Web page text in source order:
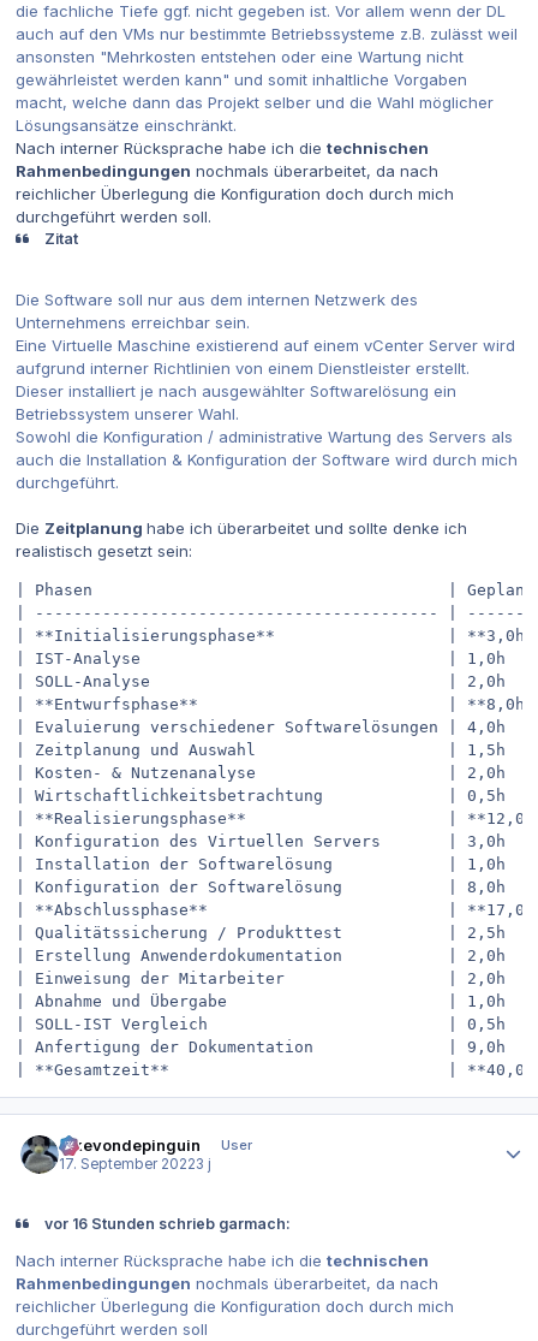
die fachliche Tiefe ggf. nicht gegeben ist. Vor allem wenn der DL
auch auf den VMs nur bestimmte Betriebssysteme z.B. zulässt weil
ansonsten "Mehrkosten entstehen oder eine Wartung nicht
gewährleistet werden kann" und somit inhaltliche Vorgaben
macht, welche dann das Projekt selber und die Wahl möglicher
Lösungsansätze einschränkt.
Nach interner Rücksprache habe ich die technischen
Rahmenbedingungen nochmals überarbeitet, da nach
reichlicher Überlegung die Konfiguration doch durch mich
durchgeführt werden soll.
Zitat
Die Software soll nur aus dem internen Netzwerk des
Unternehmens erreichbar sein.
Eine Virtuelle Maschine existierend auf einem vCenter Server wird
aufgrund interner Richtlinien von einem Dienstleister erstellt.
Dieser installiert je nach ausgewählter Softwarelösung ein
Betriebssystem unserer Wahl.
Sowohl die Konfiguration / administrative Wartung des Servers als
auch die Installation & Konfiguration der Software wird durch mich
durchgeführt.
Die Zeitplanung habe ich überarbeitet und sollte denke ich
realistisch gesetzt sein:
| Phasen                                     |
| ------------------------------------------ |
| **Initialisierungsphase**                  |
| IST-Analyse                                | 1,0h
| SOLL-Analyse                               | 2,0h
| **Entwurfsphase**                          |
| Evaluierung verschiedener Softwarelösungen |
| Zeitplanung und Auswahl                    | 1,5h
| Kosten- & Nutzenanalyse                    | 2,0h
| Wirtschaftlichkeitsbetrachtung             | 0,5h
| **Realisierungsphase**                     |
| Konfiguration des Virtuellen Servers       |
| Installation der Softwarelösung            |
| Konfiguration der Softwarelösung           |
| **Abschlussphase**                         |
| Qualitätssicherung / Produkttest           |
| Erstellung Anwenderdokumentation           |
| Einweisung der Mitarbeiter                 | 2,0h
| Abnahme und Übergabe                       |
| SOLL-IST Vergleich                         | 0,5h
| Anfertigung der Dokumentation              |
ickevondepinguin
User
17. September 20223 j
vor 16 Stunden schrieb garmach:
Nach interner Rücksprache habe ich die technischen
Rahmenbedingungen nochmals überarbeitet, da nach
reichlicher Überlegung die Konfiguration doch durch mich
durchgeführt werden soll